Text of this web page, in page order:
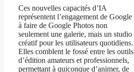
Ces nouvelles capacités d’IA
représentent l’engagement de Google
à faire de Google Photos non
seulement une galerie, mais un studio
créatif pour les utilisateurs quotidiens.
Elles comblent le fossé entre les outils
d’édition amateurs et professionnels,
permettant à quiconque d’animer, de